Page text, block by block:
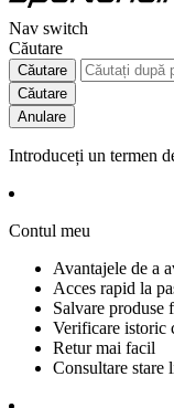
Nav switch
Căutare
Căutare
Căutare
Anulare
Introduceți un termen
Contul meu
Avantajele de a
Acces rapid la
Salvare produse
Verificare istoric
Retur mai facil
Consultare stare